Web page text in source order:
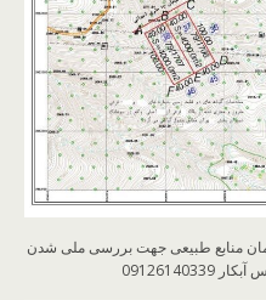
منابع طبیعی جهت بررسی ملی شدن